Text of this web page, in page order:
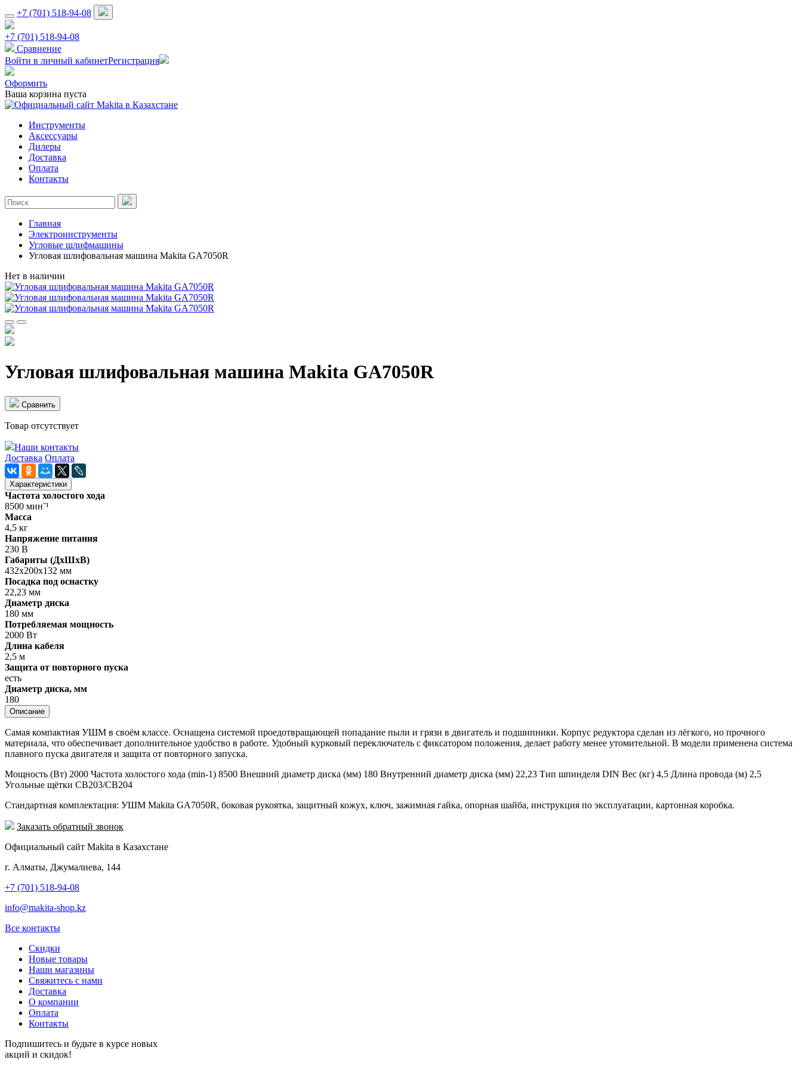
+7 (701) 518-94-08
+7 (701) 518-94-08
Сравнение
Войти в личный кабинетРегистрация
Оформить
Ваша корзина пуста
Инструменты
Аксессуары
Дилеры
Доставка
Оплата
Контакты
Главная
Электроинструменты
Угловые шлифмашины
Угловая шлифовальная машина Makita GA7050R
Нет в наличии
Угловая шлифовальная машина Makita GA7050R
Cравнить
Товар отсутствует
Наши контакты
Доставка Оплата
Характеристики
Частота холостого хода
8500 минˉ¹
Масса
4,5 кг
Напряжение питания
230 В
Габариты (ДхШхВ)
432х200х132 мм
Посадка под оснастку
22,23 мм
Диаметр диска
180 мм
Потребляемая мощность
2000 Вт
Длина кабеля
2,5 м
Защита от повторного пуска
есть
Диаметр диска, мм
180
Описание
Самая компактная УШМ в своём классе. Оснащена системой проедотвращающей попадание пыли и грязи в двигатель и подшипники. Корпус редуктора сделан из лёгкого, но прочного
материала, что обеспечивает дополнительное удобство в работе. Удобный курковый переключатель с фиксатором положения, делает работу менее утомительной. В модели применена система
плавного пуска двигателя и защита от повторного запуска.
Мощность (Вт) 2000 Частота холостого хода (min-1) 8500 Внешний диаметр диска (мм) 180 Внутренний диаметр диска (мм) 22,23 Тип шпинделя DIN Вес (кг) 4,5 Длина провода (м) 2,5
Угольные щётки CB203/CB204
Стандартная комплектация: УШМ Makita GA7050R, боковая рукоятка, защитный кожух, ключ, зажимная гайка, опорная шайба, инструкция по эксплуатации, картонная коробка.
Заказать обратный звонок
Официальный сайт Makita в Казахстане
г. Алматы, Джумалиева, 144
+7 (701) 518-94-08
info@makita-shop.kz
Все контакты
Скидки
Новые товары
Наши магазины
Свяжитесь с нами
Доставка
О компании
Оплата
Контакты
Подпишитесь и будьте в курсе новых
акций и скидок!